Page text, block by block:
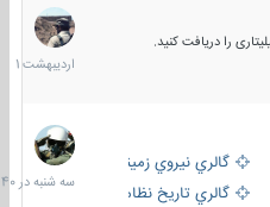
را دریافت کنید.
30
1401
گالري نيروي زميني
گالري تاریخ نظامی
سه
شنبه
در